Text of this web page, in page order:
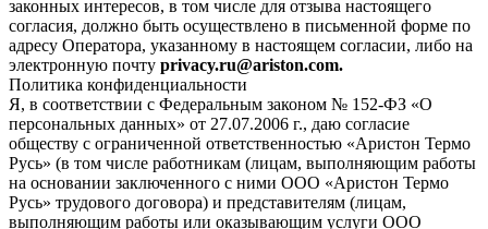
законных интересов, в том числе для отзыва настоящего
согласия, должно быть осуществлено в письменной форме по
адресу Оператора, указанному в настоящем согласии, либо на
электронную почту privacy.ru@ariston.com.
Политика конфиденциальности
Я, в соответствии с Федеральным законом № 152-ФЗ «О
персональных данных» от 27.07.2006 г., даю согласие
обществу с ограниченной ответственностью «Аристон Термо
Русь» (в том числе работникам (лицам, выполняющим работы
на основании заключенного с ними ООО «Аристон Термо
Русь» трудового договора) и представителям (лицам,
выполняющим работы или оказывающим услуги ООО